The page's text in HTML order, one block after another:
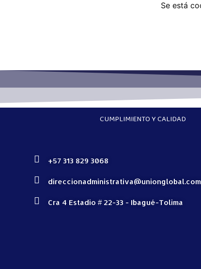
Se está
CUMPLIMIENTO Y CALIDAD
+57 313 829 3068
Cra 4 Estadio # 22-33 - Ibagué-Tolima